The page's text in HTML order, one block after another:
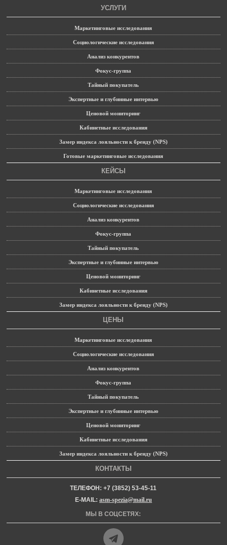
УСЛУГИ
Маркетинговые исследования
Социологические исследования
Анализ конкурентов
Фокус-группа
Тайный покупатель
Экспертные и глубинные интервью
Ценовой мониторинг
Кабинетные исследования
Замер индекса лояльности к бренду (NPS)
Готовые маркетинговые исследования
КЕЙСЫ
Маркетинговые исследования
Социологические исследования
Анализ конкурентов
Фокус-группа
Тайный покупатель
Экспертные и глубинные интервью
Ценовой мониторинг
Кабинетные исследования
Замер индекса лояльности к бренду (NPS)
ЦЕНЫ
Маркетинговые исследования
Социологические исследования
Анализ конкурентов
Фокус-группа
Тайный покупатель
Экспертные и глубинные интервью
Ценовой мониторинг
Кабинетные исследования
Замер индекса лояльности к бренду (NPS)
КОНТАКТЫ
ТЕЛЕФОН: +7 (3852) 53-45-11
E-MAIL: asm-spezia@mail.ru
МЫ В СОЦСЕТЯХ: